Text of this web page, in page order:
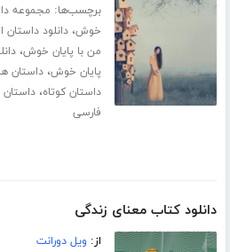
برچسب‌ها: مجموعه
خوش،دانلود داستان
من با پایان خوش،
پایان خوش،داستان
داستان کوتاه،داستان
فارسی
دانلود کتاب معنای زندگی
از: ویل دورانت